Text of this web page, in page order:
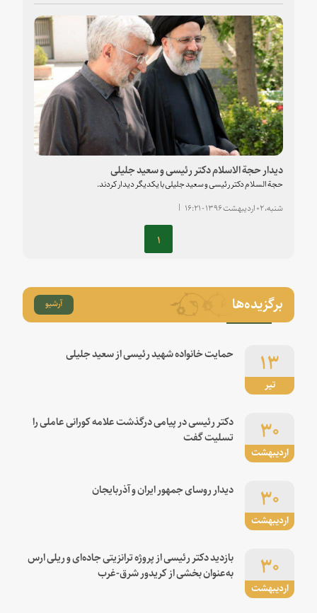
دیدار حجة الاسلام دکتر رئیسی و سعید جلیلی
حجة السلام دکتر رئیسی و سعید جلیلی با یکدیگر دیدار کردند.
شنبه، ۰۲ اردیبهشت ۱۳۹۶ - ۱۶:۲۱
۱
برگزیده‌ها آرشیو
تیر
۱۳ حمایت خانواده شهید رئیسی از سعید جلیلی
اردیبهشت
۳۰
دکتر رئیسی در پیامی درگذشت علامه کورانی عاملی را
تسلیت گفت
اردیبهشت
۳۰ دیدار روسای جمهور ایران و آذربایجان
اردیبهشت
۳۰
بازدید دکتر رئیسی از پروژه ترانزیتی جاده‌ای و ریلی ارس
به‌عنوان بخشی از کریدور شرق-غرب